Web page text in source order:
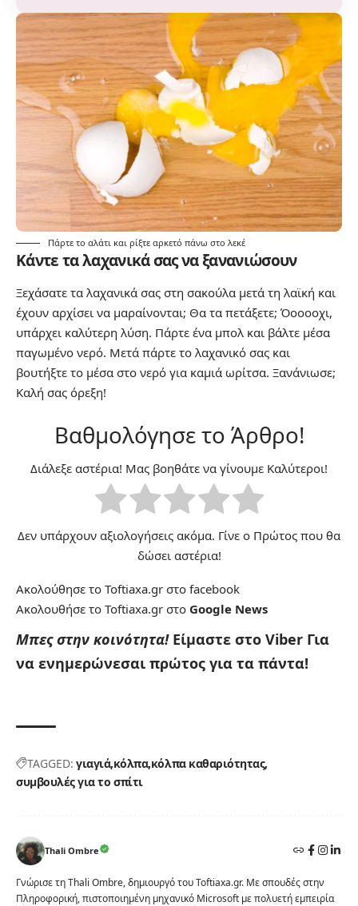
Πάρτε το αλάτι και ρίξτε αρκετό πάνω στο λεκέ
Κάντε τα λαχανικά σας να ξανανιώσουν
Ξεχάσατε τα λαχανικά σας στη σακούλα μετά τη λαϊκή και
έχουν αρχίσει να μαραίνονται; Θα τα πετάξετε; Όοοοοχι,
υπάρχει καλύτερη λύση. Πάρτε ένα μπολ και βάλτε μέσα
παγωμένο νερό. Μετά πάρτε το λαχανικό σας και
βουτήξτε το μέσα στο νερό για καμιά ωρίτσα. Ξανάνιωσε;
Καλή σας όρεξη!
Βαθμολόγησε το Άρθρο!
Διάλεξε αστέρια! Μας βοηθάτε να γίνουμε Καλύτεροι!
Δεν υπάρχουν αξιολογήσεις ακόμα. Γίνε ο Πρώτος που θα
δώσει αστέρια!
Ακολούθησε το Toftiaxa.gr στο facebook
Ακολουθήσε το Toftiaxa.gr στο Google News
Μπες στην κοινότητα! Είμαστε στο Viber Για
να ενημερώνεσαι πρώτος για τα πάντα!
TAGGED: γιαγιά κόλπα κόλπα καθαριότητας
συμβουλές για το σπίτι
Thali Ombre
Γνώρισε τη Thali Ombre, δημιουργό του Toftiaxa.gr. Με σπουδές στην
Πληροφορική, πιστοποιημένη μηχανικό Microsoft με πολυετή εμπειρία